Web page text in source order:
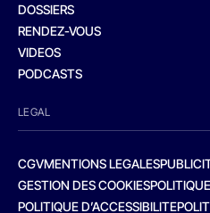
DOSSIERS
RENDEZ-VOUS
VIDEOS
PODCASTS
LEGAL
CGVMENTIONS LEGALES
GESTION DES COOKIES
POLITIQUE D’ACCESSIBILITE